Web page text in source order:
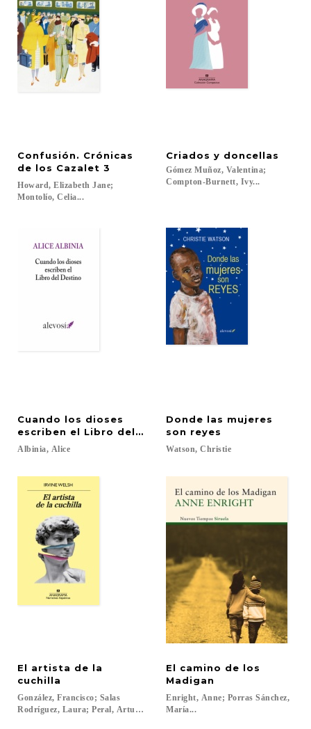
Confusión. Crónicas
de los Cazalet 3
Howard, Elizabeth Jane;
Montolío, Celia...
Criados y doncellas
Gómez Muñoz, Valentina;
Compton-Burnett, Ivy...
Cuando los dioses
escriben el Libro del Destino
Albinia, Alice
Donde las mujeres
son reyes
Watson, Christie
El artista de la
cuchilla
González, Francisco; Salas
Rodríguez, Laura; Peral, Arturo; Welsh, Irvine...
El camino de los
Madigan
Enright, Anne; Porras Sánchez,
María...